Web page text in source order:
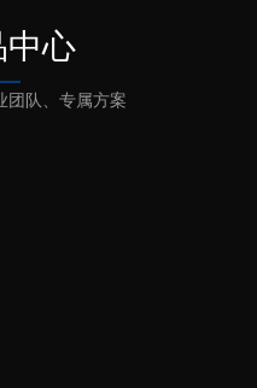
中心
团队、专属方案